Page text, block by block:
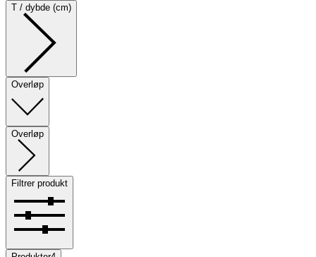
T / dybde (cm)
Overløp
Overløp
Filtrer produkt